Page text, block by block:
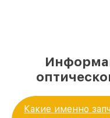
Какие именно